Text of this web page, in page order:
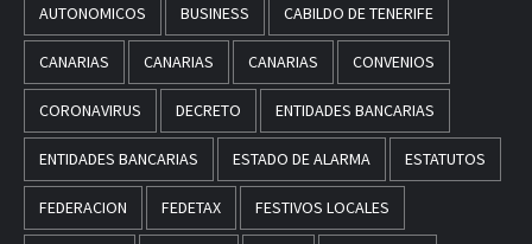
AUTONOMICOS BUSINESS CABILDO DE TENERIFE
CANARIAS CANARIAS CANARIAS CONVENIOS
CORONAVIRUS DECRETO ENTIDADES BANCARIAS
ENTIDADES BANCARIAS ESTADO DE ALARMA ESTATUTOS
FEDERACION FEDETAX FESTIVOS LOCALES